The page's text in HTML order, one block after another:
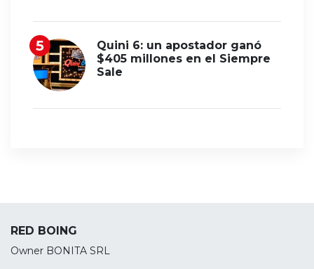
Quini 6: un apostador ganó
$405 millones en el Siempre
Sale
RED BOING
Owner BONITA SRL